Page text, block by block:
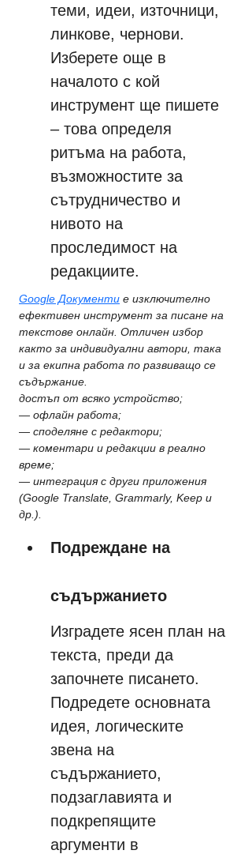
теми, идеи, източници,
линкове, чернови.
Изберете още в
началото с кой
инструмент ще пишете
– това определя
ритъма на работа,
възможностите за
сътрудничество и
нивото на
проследимост на
редакциите.
Google Документи е изключително
ефективен инструмент за писане на
текстове онлайн. Отличен избор
както за индивидуални автори, така
и за екипна работа по развиващо се
съдържание.
достъп от всяко устройство;
— офлайн работа;
— споделяне с редактори;
— коментари и редакции в реално
време;
— интеграция с други приложения
(Google Translate, Grammarly, Keep и
др.).
Подреждане на
съдържанието
Изградете ясен план на
текста, преди да
започнете писането.
Подредете основната
идея, логическите
звена на
съдържанието,
подзаглавията и
подкрепящите
аргументи в